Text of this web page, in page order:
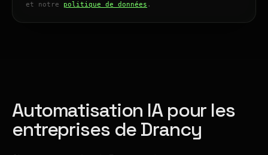
et notre politique de données .
Automatisation IA pour les
entreprises de Drancy